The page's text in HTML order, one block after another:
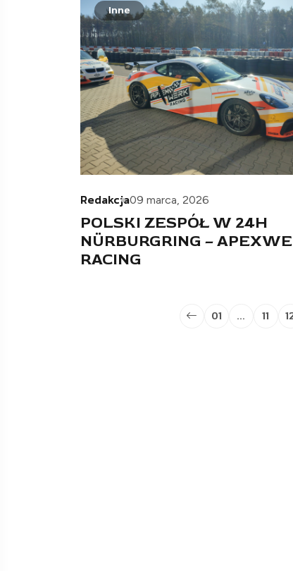
Inne
Redakcja09 marca, 2026
POLSKI ZESPÓŁ W 24H
NÜRBURGRING –
RACING
01 … 11